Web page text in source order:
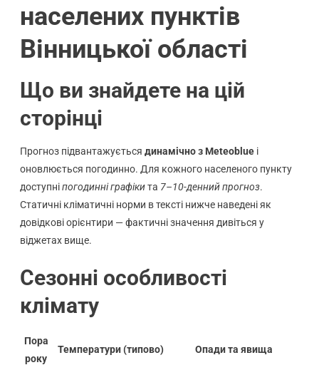
населених пунктів
Вінницької області
Що ви знайдете на цій
сторінці
Прогноз підвантажується динамічно з Meteoblueі
оновлюється погодинно. Для кожного населеного пункту
доступніпогодинні графікита 7–10-денний прогноз.
Статичні кліматичні норми в тексті нижче наведені як
довідкові орієнтири — фактичні значення дивіться у
віджетах вище.
Сезонні особливості
клімату
Пора
року
Температури (типово) Опади та явища